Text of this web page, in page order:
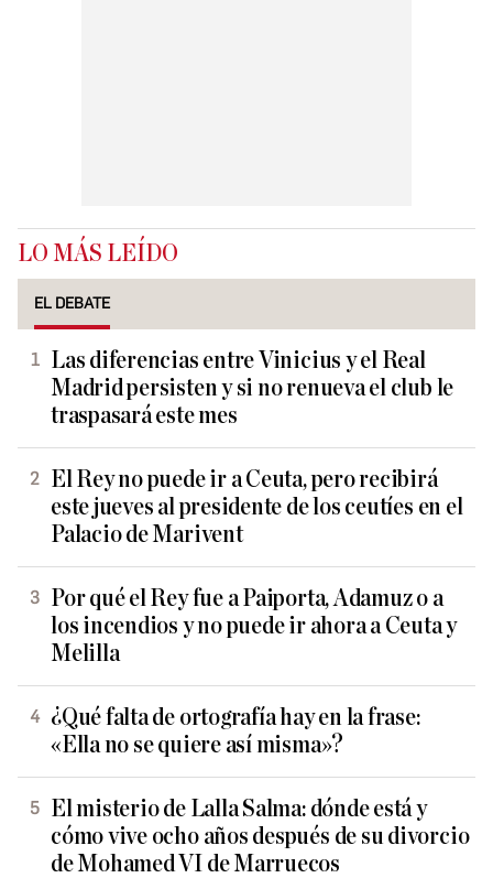
LO MÁS LEÍDO
EL DEBATE
Las diferencias entre Vinicius y el Real
Madrid persisten y si no renueva el club le
traspasará este mes
El Rey no puede ir a Ceuta, pero recibirá
este jueves al presidente de los ceutíes en el
Palacio de Marivent
Por qué el Rey fue a Paiporta, Adamuz o a
los incendios y no puede ir ahora a Ceuta y
Melilla
¿Qué falta de ortografía hay en la frase:
«Ella no se quiere así misma»?
El misterio de Lalla Salma: dónde está y
cómo vive ocho años después de su divorcio
de Mohamed VI de Marruecos